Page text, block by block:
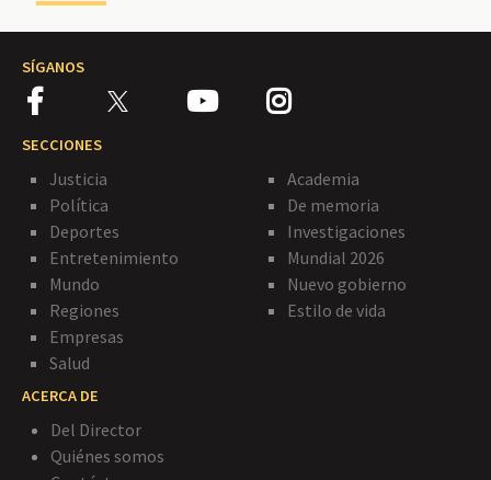
SÍGANOS
SECCIONES
Justicia
Política
Deportes
Entretenimiento
Mundo
Regiones
Empresas
Salud
Academia
De memoria
Investigaciones
Mundial 2026
Nuevo gobierno
Estilo de vida
ACERCA DE
Del Director
Quiénes somos